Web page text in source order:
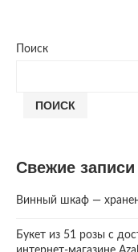
Поиск
ПОИСК
Свежие записи
Винный шкаф —
Букет из 51 розы с